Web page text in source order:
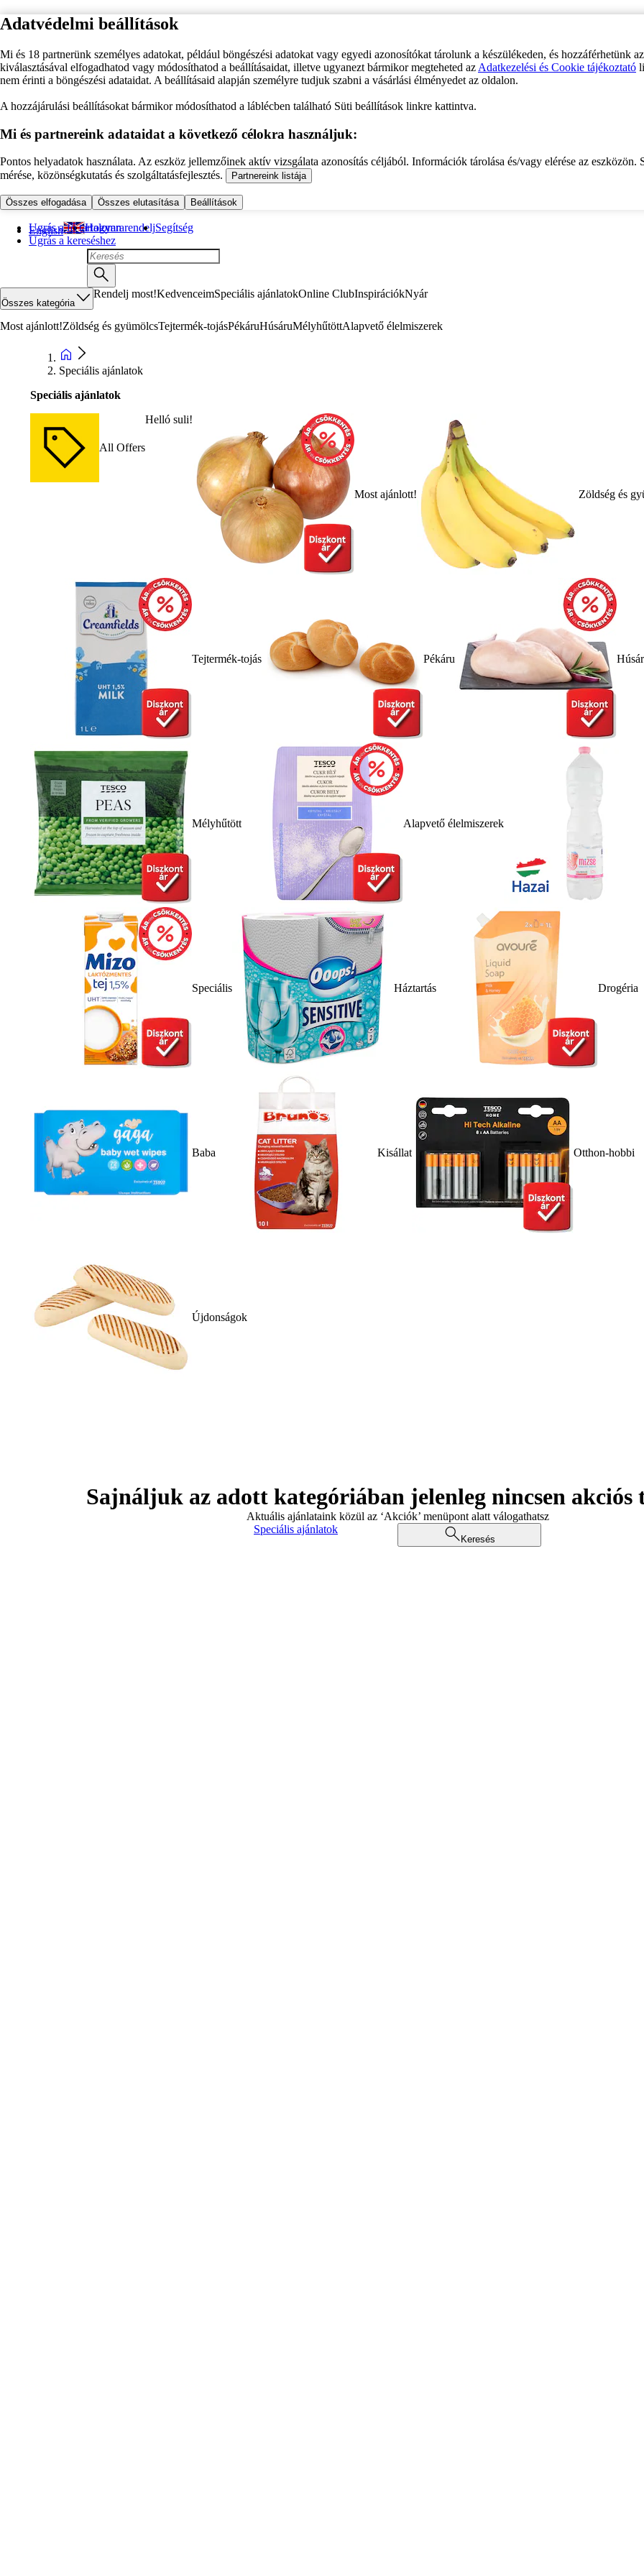
Adatvédelmi beállítások
Mi és 18 partnerünk személyes adatokat, például böngészési adatokat vagy egyedi azonosítókat tárolunk a készülékeden, és hozzáférhetünk
kiválasztásával elfogadhatod vagy módosíthatod a beállításaidat, illetve ugyanezt bármikor megteheted az Adatkezelési és Cookie tájékoztató
nem érinti a böngészési adataidat. A beállításaid alapján személyre tudjuk szabni a vásárlási élményedet az oldalon.
A hozzájárulási beállításokat bármikor módosíthatod a láblécben található Süti beállítások linkre kattintva.
Mi és partnereink adataidat a következő célokra használjuk:
Pontos helyadatok használata. Az eszköz jellemzőinek aktív vizsgálata azonosítás céljából. Információk tárolása és/vagy elérése az eszközön.
mérése, közönségkutatás és szolgáltatásfejlesztés.
Partnereink listája
Összes elfogadása Összes elutasítása Beállítások
Ugrás a fő tartalomra
Ugrás a kereséshez
English Hogyan rendeljSegítség
Összes kategória
Rendelj most!KedvenceimSpeciális ajánlatokOnline ClubInspirációkNyár
Most ajánlott!Zöldség és gyümölcsTejtermék-tojásPékáruHúsáruMélyhűtöttAlapvető élelmiszerek
Speciális ajánlatok
Speciális ajánlatok
All Offers
Helló suli!
Most ajánlott! Zöldség és
Tejtermék-tojás Pékáru
Mélyhűtött Alapvető élelmiszerek
Speciális Háztartás Drogéria
Baba Kisállat Otthon-hobbi
Újdonságok
Sajnáljuk az adott kategóriában jelenleg nincsen akciós
Aktuális ajánlataink közül az ‘Akciók’ menüpont alatt válogathatsz
Speciális ajánlatok
Keresés